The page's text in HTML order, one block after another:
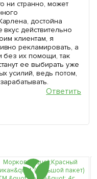
ни странно, может
достойна
действительно
клиентам, я
рекламировать, а
без их помощи, так
ее выбирать уже
усилий, ведь потом,
Ответить